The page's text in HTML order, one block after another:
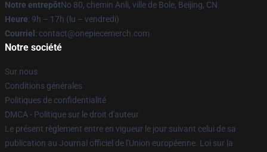
Notre entrepôtNo 80, chemin Anli, ville de Bole, Beijing, CN
Heure: 9h – 17h (lu – vendredi)
Courriel : contact@onepiecemerch.com
Notre société
Sur nous
Conditions générales
Politiques de confidentialité
DMCA - Politique sur le droit d'auteur
Le présent règlement entre en vigueur le jour suivant celui de sa
publication au Journal officiel de l'Union européenne. Loi sur la